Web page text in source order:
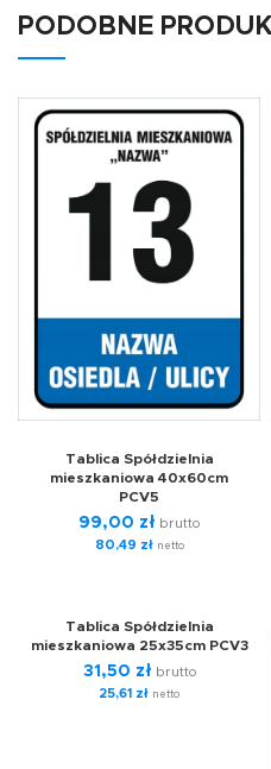
PODOBNE
Tablica Spółdzielnia
mieszkaniowa 40x60cm
PCV5
99,00 zł brutto
80,49 złnetto
Tablica Spółdzielnia
mieszkaniowa 25x35cm PCV3
31,50 zł brutto
25,61 zł netto